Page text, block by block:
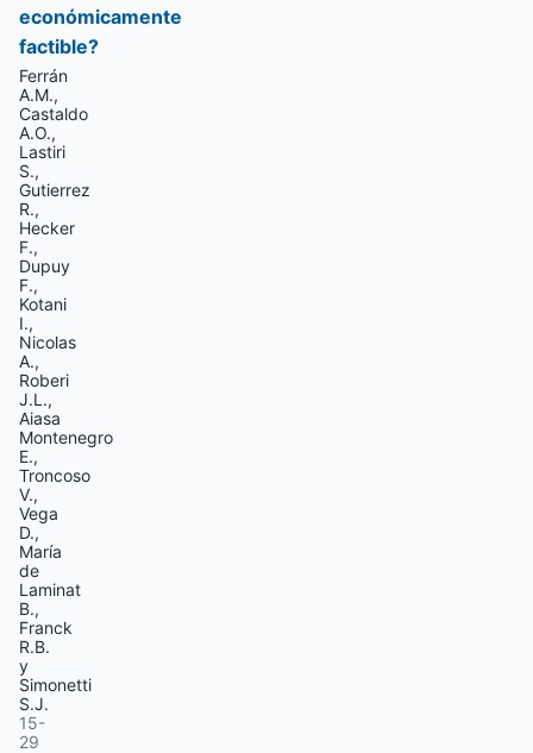
económicamente
factible?
Ferrán
A.M.,
Castaldo
A.O.,
Lastiri
S.,
Gutierrez
R.,
Hecker
F.,
Dupuy
F.,
Kotani
I.,
Nicolas
A.,
Roberi
J.L.,
Aiasa
Montenegro
E.,
Troncoso
V.,
Vega
D.,
María
de
Laminat
B.,
Franck
R.B.
y
Simonetti
S.J.
15-
29